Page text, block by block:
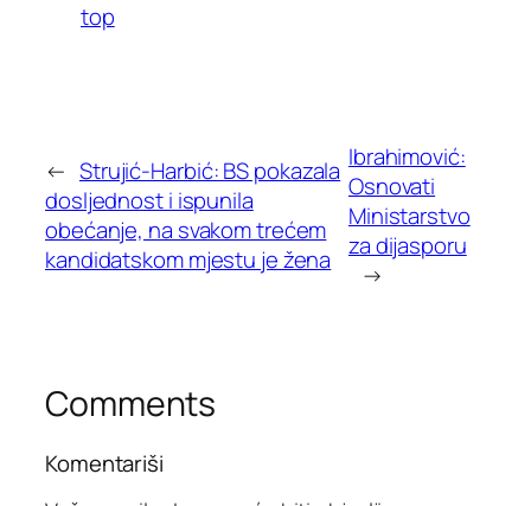
top
← Strujić-Harbić: BS pokazala
dosljednost i ispunila
obećanje, na svakom trećem
kandidatskom mjestu je žena
Ibrahimović:
Osnovati
Ministarstvo
za dijasporu
→
Comments
Komentariši